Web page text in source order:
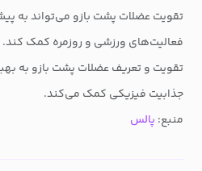
تقویت عضلات پشت بازو می‌تواند به
فعالیت‌های ورزشی و روزمره کمک کند.
تقویت و تعریف عضلات پشت بازو به
جذابیت فیزیکی کمک می‌کند.
منبع: پالس